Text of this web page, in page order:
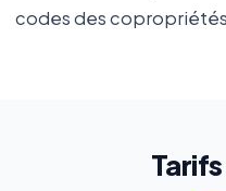
codes des